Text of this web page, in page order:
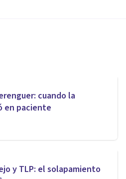
cuando la
en paciente
y TLP: el solapamiento